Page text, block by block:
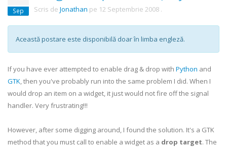
Sep Scris de Jonathan pe 12 Septembrie 2008 .
Această postare este disponibilă doar în limba engleză.
If you have ever attempted to enable drag & drop with Python and
GTK, then you've probably run into the same problem I did. When I
would drop an item on a widget, it just would not fire off the signal
handler. Very frustrating!!!
However, after some digging around, I found the solution. It's a GTK
method that you must call to enable a widget as a drop target. The